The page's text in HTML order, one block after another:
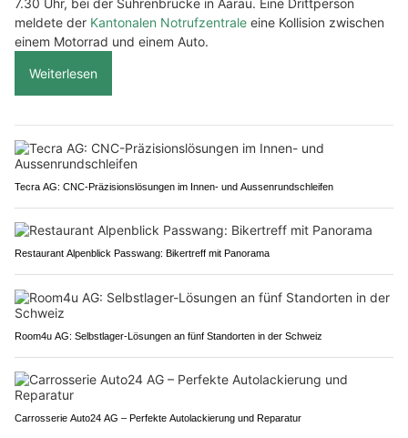
meldete der Kantonalen Notrufzentrale eine Kollision zwischen
einem Motorrad und einem Auto.
Weiterlesen
Tecra AG: CNC-Präzisionslösungen im Innen- und Aussenrundschleifen
Restaurant Alpenblick Passwang: Bikertreff mit Panorama
Room4u AG: Selbstlager-Lösungen an fünf Standorten in der Schweiz
Carrosserie Auto24 AG – Perfekte Autolackierung und Reparatur